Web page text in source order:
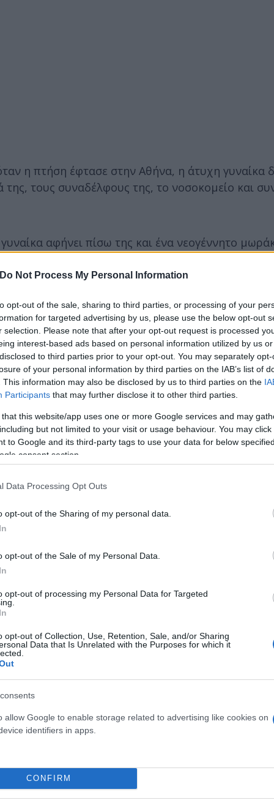
Do Not Process My Personal Information
opt-out of the sale, sharing to third parties, or processing of your
for targeted advertising by us, please use the below opt-out
selection. Please note that after your opt-out request is processed
interest-based ads based on personal information utilized by us
to third parties prior to your opt-out. You may separately
of your personal information by third parties on the IAB’s list of
This information may also be disclosed by us to third parties on the
Participants that may further disclose it to other third parties.
that this website/app uses one or more Google services and may
but not limited to your visit or usage behaviour. You may
to Google and its third-party tags to use your data for below
consent section.
Data Processing Opt Outs
opt-out of the Sharing of my personal data.
opt-out of the Sale of my Personal Data.
opt-out of processing my Personal Data for Targeted
opt-out of Collection, Use, Retention, Sale, and/or Sharing
Data that Is Unrelated with the Purposes for which it
allow Google to enable storage related to advertising like cookies on
identifiers in apps.
CONFIRM
η πτήση έφτασε στην Αθήνα, η άτυχη γυναίκα
της, τους συναδέλφους της, το νοσοκομείο και
αφήνει πίσω της και ένα νεογέννητο
χρόνια είχε προσληφθεί στο ΕΚΑΒ
μια εξαιρετική γιατρό.
μια επαγγελματία που εργαζόταν με ψυχή
αφήνει πίσω της ένα νεογέννητο παιδί.
αναμένεται να αποσαφηνιστούν αρμοδίως.
Flash.grστην αναζήτηση τηςGoogle